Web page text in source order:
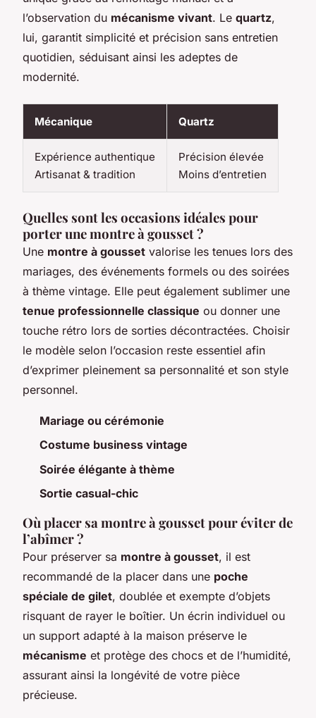
l’observation du mécanisme vivant. Le quartz,
lui, garantit simplicité et précision sans entretien
quotidien, séduisant ainsi les adeptes de
modernité.
Mécanique Quartz
Expérience authentique
Artisanat & tradition
Précision élevée
Moins d’entretien
Quelles sont les occasions idéales pour
porter une montre à gousset ?
Une montre à gousset valorise les tenues lors des
mariages, des événements formels ou des soirées
à thème vintage. Elle peut également sublimer une
tenue professionnelle classique ou donner une
touche rétro lors de sorties décontractées. Choisir
le modèle selon l’occasion reste essentiel afin
d’exprimer pleinement sa personnalité et son style
personnel.
Mariage ou cérémonie
Costume business vintage
Soirée élégante à thème
Sortie casual-chic
Où placer sa montre à gousset pour éviter de
l’abîmer ?
Pour préserver sa montre à gousset, il est
recommandé de la placer dans une poche
spéciale de gilet, doublée et exempte d’objets
risquant de rayer le boîtier. Un écrin individuel ou
un support adapté à la maison préserve le
mécanisme et protège des chocs et de l’humidité,
assurant ainsi la longévité de votre pièce
précieuse.